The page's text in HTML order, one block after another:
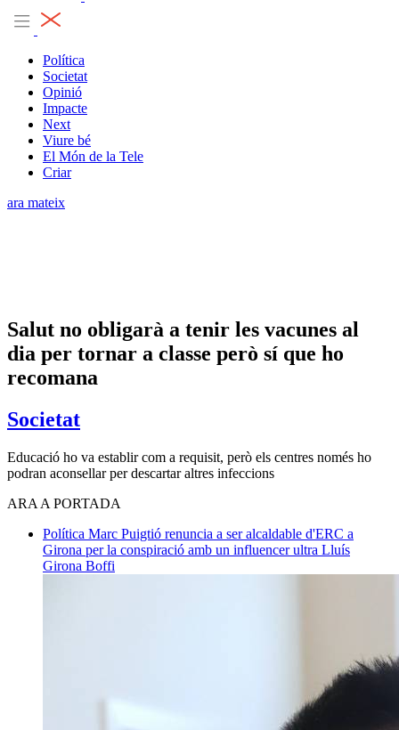
Política
Societat
Opinió
Impacte
Next
Viure bé
El Món de la Tele
Criar
ara mateix
Salut no obligarà a tenir les vacunes al
dia per tornar a classe però sí que ho
recomana
Societat
Educació ho va establir com a requisit, però els centres només ho
podran aconsellar per descartar altres infeccions
ARA A PORTADA
Política Marc Puigtió renuncia a ser alcaldable d'ERC a
Girona per la conspiració amb un influencer ultra Lluís
Girona Boffi